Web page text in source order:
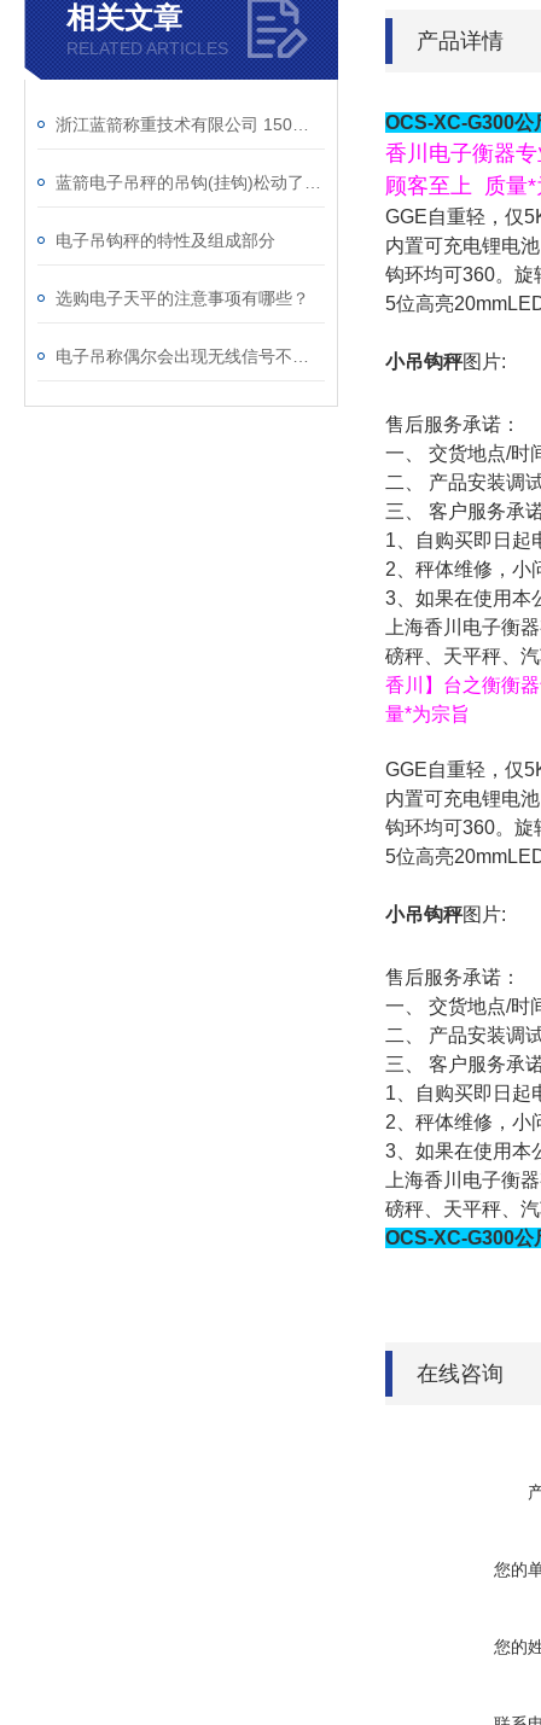
相关文章
RELATED ARTICLES
电子吊钩秤的特性及组成部分
选购电子天平的注意事项有哪些？
产品详情
OCS-XC-G300公
香川电子衡器
顾客至上 质量*
GGE自重轻，仅
内置可充电锂电
钩环均可360。旋
5位高亮
小吊钩秤图片:
售后服务承诺：
一、 交货地点/时
二、 产品安装调
三、 客户服务承
1、自购买即日起
2、秤体维修
3、如果在使用本
上海香川电子衡
磅秤、天平秤、
香川】台之衡衡
量*为宗旨
GGE自重轻，仅
内置可充电锂电
钩环均可360。旋
5位高亮
小吊钩秤图片:
售后服务承诺：
一、 交货地点/时
二、 产品安装调
三、 客户服务承
1、自购买即日起
2、秤体维修
3、如果在使用本
上海香川电子衡
磅秤、天平秤、
OCS-XC-G300公
在线咨询
您的
您的